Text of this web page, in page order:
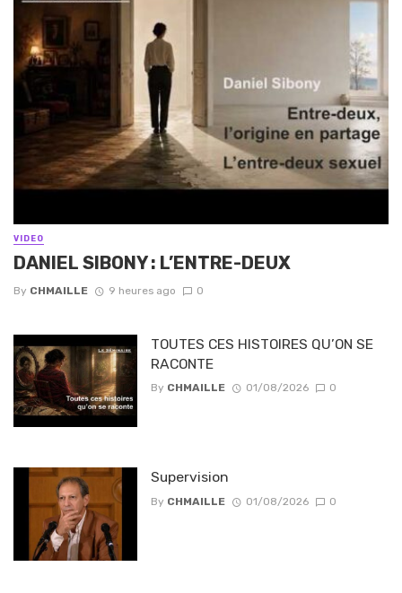
VIDEO
DANIEL SIBONY : L’ENTRE-DEUX
By CHMAILLE 9 heures ago 0
TOUTES CES HISTOIRES QU’ON SE
RACONTE
By CHMAILLE 01/08/2026 0
Supervision
By CHMAILLE 01/08/2026 0